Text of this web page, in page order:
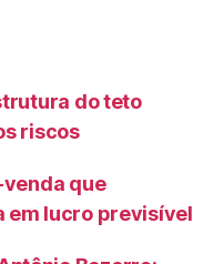
do teto
riscos
venda que
em lucro previsível